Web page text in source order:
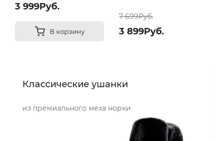
3 999Руб.
В корзину
7 699Руб.
3 899Руб.
Классические ушанки
из премиального меха норки